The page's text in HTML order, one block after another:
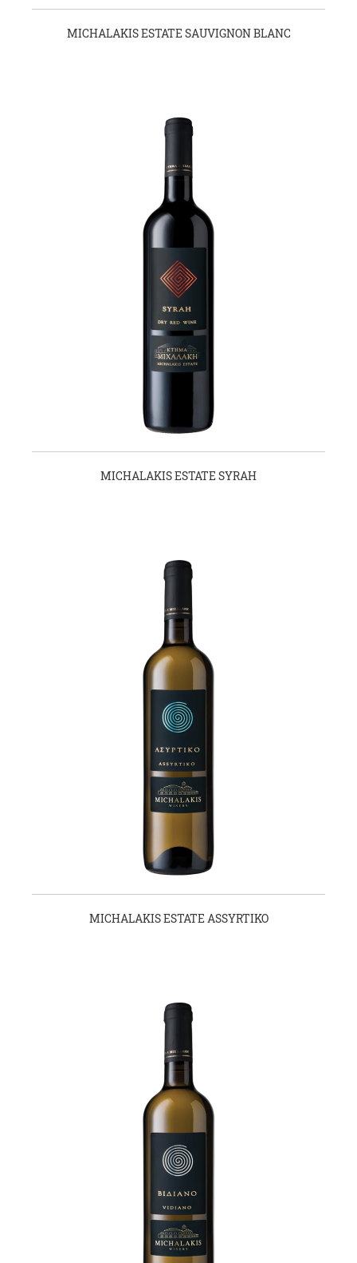
MICHALAKIS ESTATE SAUVIGNON BLANC
MICHALAKIS ESTATE SYRAH
MICHALAKIS ESTATE ASSYRTIKO